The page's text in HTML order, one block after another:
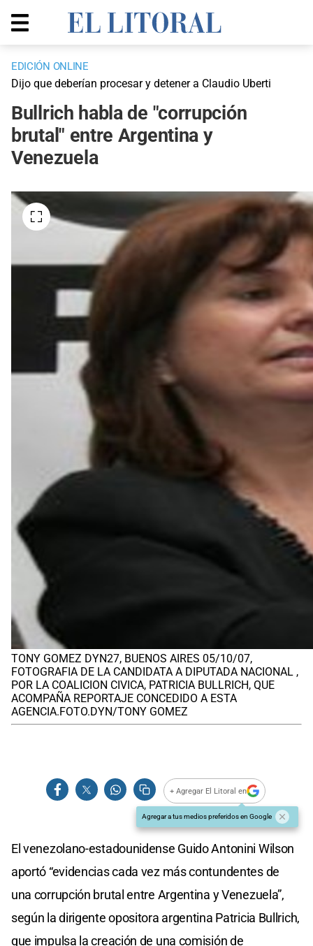
EDICIÓN ONLINE
Dijo que deberían procesar y detener a Claudio Uberti
Bullrich habla de "corrupción
brutal" entre Argentina y
Venezuela
TONY GOMEZ DYN27, BUENOS AIRES 05/10/07,
FOTOGRAFIA DE LA CANDIDATA A DIPUTADA NACIONAL ,
POR LA COALICION CIVICA, PATRICIA BULLRICH, QUE
ACOMPAÑA REPORTAJE CONCEDIDO A ESTA
AGENCIA.FOTO.DYN/TONY GOMEZ
+ Agregar El Litoral en
Agregar a tus medios preferidos en Google
El venezolano-estadounidense Guido Antonini Wilson
aportó “evidencias cada vez más contundentes de
una corrupción brutal entre Argentina y Venezuela”,
según la dirigente opositora argentina Patricia Bullrich,
que impulsa la creación de una comisión de